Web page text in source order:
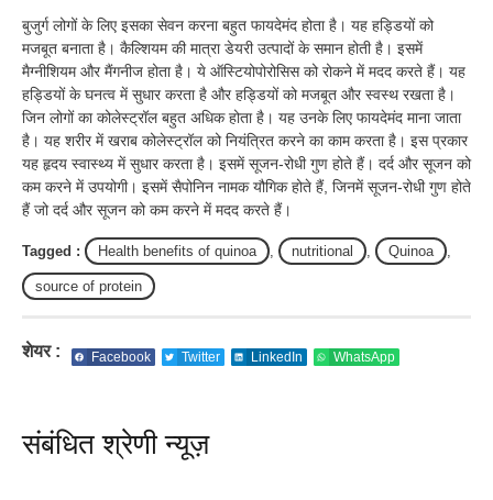
बुजुर्ग लोगों के लिए इसका सेवन करना बहुत फायदेमंद होता है। यह हड्डियों को
मजबूत बनाता है। कैल्शियम की मात्रा डेयरी उत्पादों के समान होती है। इसमें
मैग्नीशियम और मैंगनीज होता है। ये ऑस्टियोपोरोसिस को रोकने में मदद करते हैं। यह
हड्डियों के घनत्व में सुधार करता है और हड्डियों को मजबूत और स्वस्थ रखता है।
जिन लोगों का कोलेस्ट्रॉल बहुत अधिक होता है। यह उनके लिए फायदेमंद माना जाता
है। यह शरीर में खराब कोलेस्ट्रॉल को नियंत्रित करने का काम करता है। इस प्रकार
यह हृदय स्वास्थ्य में सुधार करता है। इसमें सूजन-रोधी गुण होते हैं। दर्द और सूजन को
कम करने में उपयोगी। इसमें सैपोनिन नामक यौगिक होते हैं, जिनमें सूजन-रोधी गुण होते
हैं जो दर्द और सूजन को कम करने में मदद करते हैं।
Tagged : Health benefits of quinoa nutritional Quinoa
source of protein
शेयर : Facebook Twitter LinkedIn WhatsApp
संबंधित श्रेणी न्यूज़